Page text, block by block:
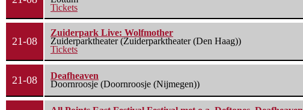
Tickets
21-08
Zuiderpark Live: Wolfmother
Zuiderparktheater (Zuiderparktheater (Den Haag))
Tickets
21-08
Deafheaven
Doornroosje (Doornroosje (Nijmegen))